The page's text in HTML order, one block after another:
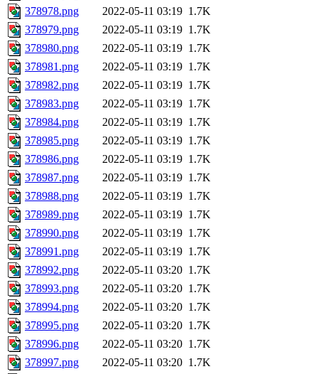
378978.png
2022-05-11 03:19 1.7K
378979.png
2022-05-11 03:19 1.7K
378980.png
2022-05-11 03:19 1.7K
378981.png
2022-05-11 03:19 1.7K
378982.png
2022-05-11 03:19 1.7K
378983.png
2022-05-11 03:19 1.7K
378984.png
2022-05-11 03:19 1.7K
378985.png
2022-05-11 03:19 1.7K
378986.png
2022-05-11 03:19 1.7K
378987.png
2022-05-11 03:19 1.7K
378988.png
2022-05-11 03:19 1.7K
378989.png
2022-05-11 03:19 1.7K
378990.png
2022-05-11 03:19 1.7K
378991.png
2022-05-11 03:19 1.7K
378992.png
2022-05-11 03:20 1.7K
378993.png
2022-05-11 03:20 1.7K
378994.png
2022-05-11 03:20 1.7K
378995.png
2022-05-11 03:20 1.7K
378996.png
2022-05-11 03:20 1.7K
378997.png
2022-05-11 03:20 1.7K